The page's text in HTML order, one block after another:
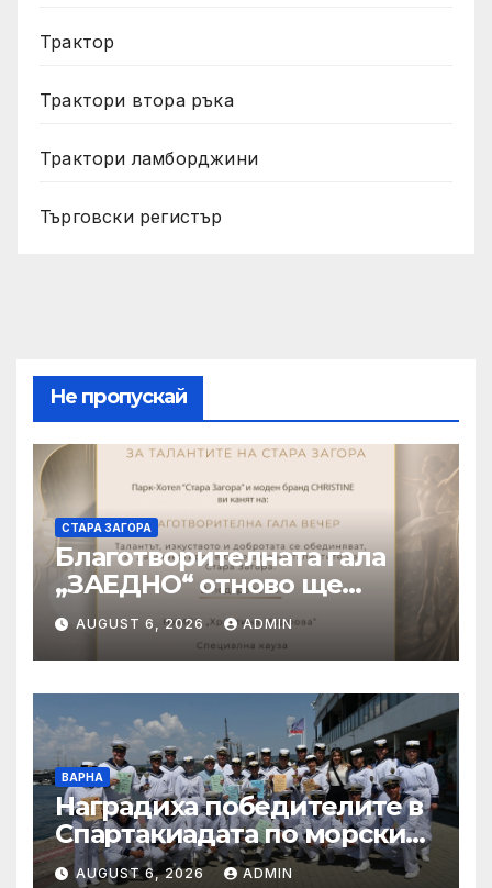
Трактор
Трактори втора ръка
Трактори ламборджини
Търговски регистър
Не пропускай
СТАРА ЗАГОРА
Благотворителната гала
„ЗАЕДНО“ отново ще
подкрепи талантливите
деца на Стара Загора
AUGUST 6, 2026 ADMIN
ВАРНА
Наградиха победителите в
Спартакиадата по морските
спортове на
AUGUST 6, 2026 ADMIN